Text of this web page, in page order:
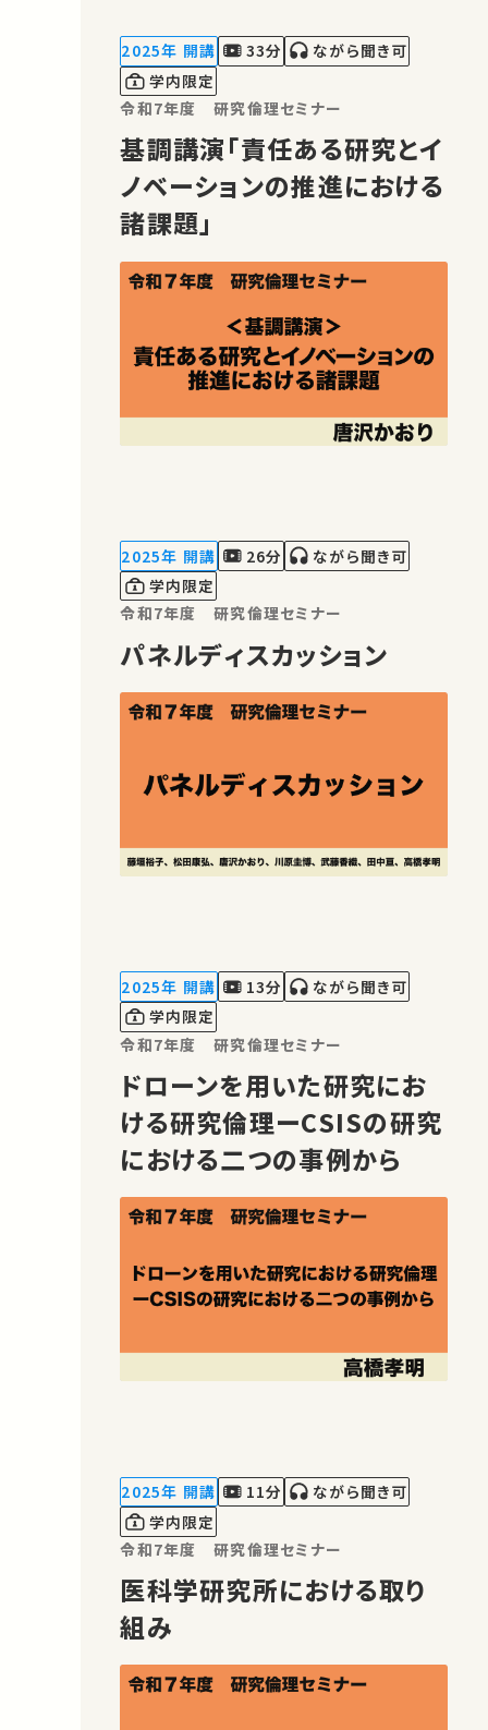
2025年 開講 33分
ながら聞き可
学内限定
令和7年度 研究倫理セミナー
基調講演「責任ある研究とイ
ノベーションの推進における
諸課題」
2025年 開講 26分
ながら聞き可
学内限定
令和7年度 研究倫理セミナー
パネルディスカッション
2025年 開講 13分
ながら聞き可
学内限定
令和7年度 研究倫理セミナー
ドローンを用いた研究にお
ける研究倫理ーCSISの研究
における二つの事例から
2025年 開講 11分
ながら聞き可
学内限定
令和7年度 研究倫理セミナー
医科学研究所における取り
組み